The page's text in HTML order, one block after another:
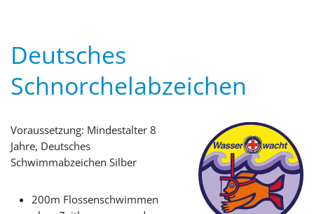
Deutsches
Schnorchelabzeichen
Voraussetzung: Mindestalter 8
Jahre, Deutsches
Schwimmabzeichen Silber
200m Flossenschwimmen